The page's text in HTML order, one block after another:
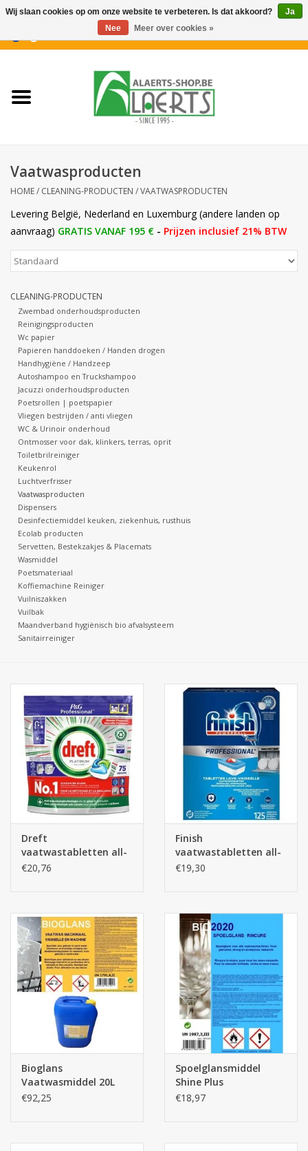
Nieuwigheden
Koffiekoekjes
Confiserie
Dranken
Aperitiefkoekjes
Botanicals
Snoeppot-Snoep
Kassarollen
Cleaning-producten
Relatiegeschenken
Koffiemachines
Verpakking
Kantoorbenodigdheden
Batterijen
Corona
Sinterklaassnoep
Carnavalssnoep
Paasgeschenken
Merken
Vaatwasproducten
HOME/ CLEANING-PRODUCTEN /VAATWASPRODUCTEN
Levering België, Nederland en Luxemburg (andere landen op
aanvraag) GRATIS VANAF 195 € - Prijzen inclusief 21% BTW
CLEANING-PRODUCTEN
Zwembad onderhoudsproducten
Reinigingsproducten
Wc papier
Papieren handdoeken / Handen drogen
Handhygiëne / Handzeep
Autoshampoo en Truckshampoo
Jacuzzi onderhoudsproducten
Poetsrollen | poetspapier
Vliegen bestrijden / anti vliegen
WC & Urinoir onderhoud
Ontmosser voor dak, klinkers, terras, oprit
Toiletbrilreiniger
Keukenrol
Luchtverfrisser
Vaatwasproducten
Dispensers
Desinfectiemiddel keuken, ziekenhuis, rusthuis
Ecolab producten
Servetten, Bestekzakjes & Placemats
Wasmiddel
Poetsmateriaal
Koffiemachine Reiniger
Vuilniszakken
Vuilbak
Maandverband hygiënisch bio afvalsysteem
Sanitairreiniger
Dreft
vaatwastabletten all-
in-one 75st.
€20,76
Finish
vaatwastabletten all-
in-one 125st.
€19,30
Bioglans
Vaatwasmiddel 20L
€92,25
Spoelglansmiddel
Shine Plus
€18,97
Wij slaan cookies op om onze website te verbeteren. Is dat akkoord?
Ja
Nee
Meer over cookies »